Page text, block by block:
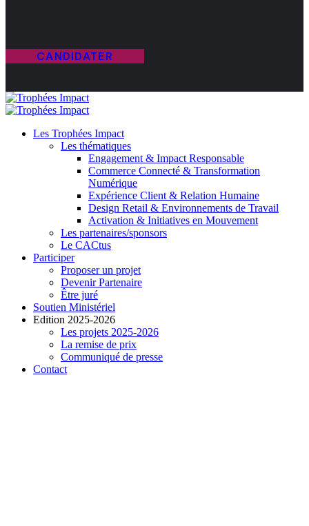
CANDIDATER
Les Trophées Impact
Les thématiques
Engagement & Impact Responsable
Commerce Connecté & Transformation
Numérique
Expérience Client & Relation Humaine
Design Retail & Environnements de Travail
Activation & Initiatives en Mouvement
Les partenaires/sponsors
Le CACtus
Participer
Proposer un projet
Devenir Partenaire
Être juré
Soutien Ministériel
Edition 2025-2026
Les projets 2025-2026
La remise de prix
Communiqué de presse
Contact